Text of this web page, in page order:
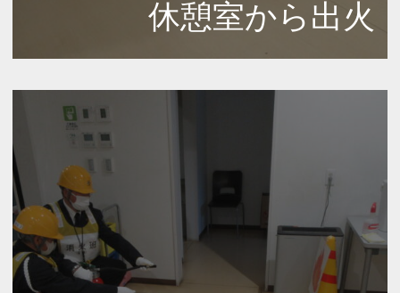
休憩室から出火